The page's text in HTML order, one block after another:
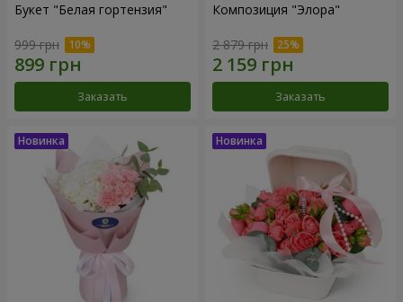
Букет "Белая гортензия"
999 грн
Заказать
Композиция "Элора"
2 879 грн
Заказать